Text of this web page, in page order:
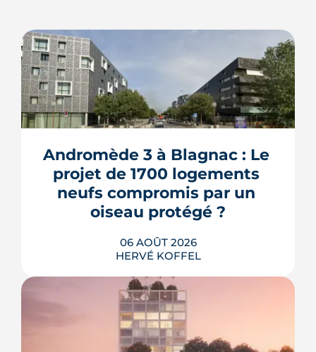
Andromède 3 à Blagnac : Le
projet de 1700 logements
neufs compromis par un
oiseau protégé ?
06 AOÛT 2026
HERVÉ KOFFEL
La troisième et dernière phase de